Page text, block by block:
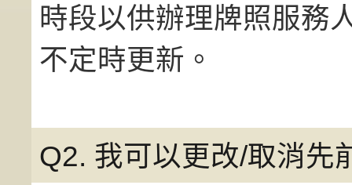
時段以供辦理牌照服務
不定時更新。
Q2. 我可以更改/取消先